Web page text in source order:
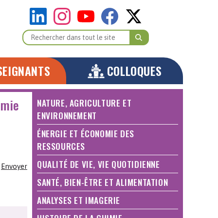
COLLOQUES
Envoyer
NATURE, AGRICULTURE ET
ENVIRONNEMENT
ÉNERGIE ET ÉCONOMIE DES
RESSOURCES
QUALITÉ DE VIE, VIE QUOTIDIENNE
SANTÉ, BIEN-ÊTRE ET ALIMENTATION
ANALYSES ET IMAGERIE